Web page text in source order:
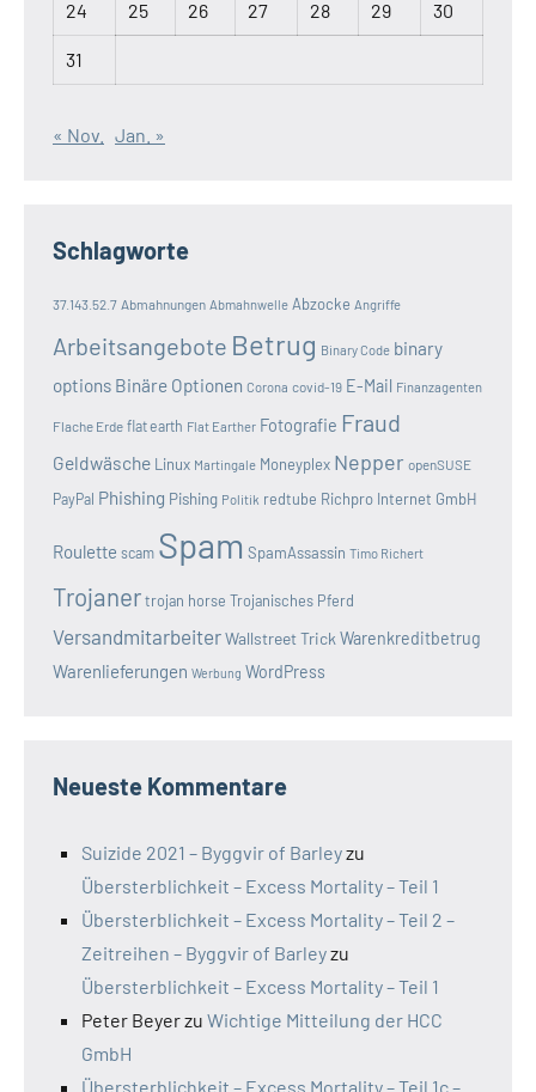
24 25 26 27 28 29 30
31
« Nov. Jan. »
Schlagworte
37.143.52.7 Abmahnungen Abmahnwelle Abzocke Angriffe
Arbeitsangebote Betrug Binary Code binary
options Binäre Optionen Corona covid-19 E-Mail Finanzagenten
Flache Erde flat earth Flat Earther Fotografie Fraud
Geldwäsche Linux Martingale Moneyplex Nepper openSUSE
PayPal Phishing Pishing Politik redtube Richpro Internet GmbH
Roulette scam Spam SpamAssassin Timo Richert
Trojanertrojan horse Trojanisches Pferd
VersandmitarbeiterWallstreet Trick Warenkreditbetrug
Warenlieferungen Werbung WordPress
Neueste Kommentare
Suizide 2021 – Byggvir of Barleyzu
Übersterblichkeit – Excess Mortality – Teil 1
Übersterblichkeit – Excess Mortality – Teil 2 –
Zeitreihen – Byggvir of Barleyzu
Übersterblichkeit – Excess Mortality – Teil 1
Peter Beyerzu Wichtige Mitteilung der HCC
GmbH
Übersterblichkeit – Excess Mortality – Teil 1c –